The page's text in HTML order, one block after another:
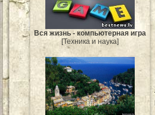
Вся жизнь - компьютерная игра
[Техника и наука]